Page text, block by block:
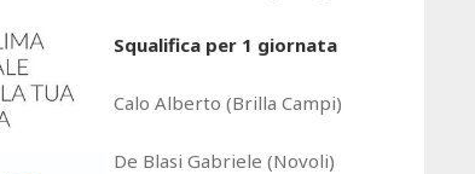
Squalifica per 1 giornata
Calo Alberto (Brilla Campi)
De Blasi Gabriele (Novoli)